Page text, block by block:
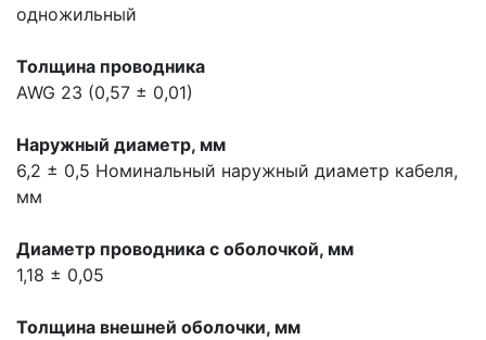
одножильный
Толщина проводника
AWG 23 (0,57 ± 0,01)
Наружный диаметр, мм
6,2 ± 0,5 Номинальный наружный диаметр кабеля,
мм
Диаметр проводника с оболочкой, мм
1,18 ± 0,05
Толщина внешней оболочки, мм